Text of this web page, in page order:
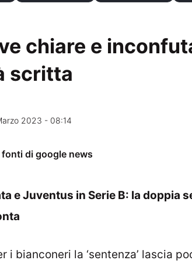
chiare e
scritta
2023 - 08:14
di google news
e Juventus in Serie B: la doppia
i bianconeri la ‘sentenza’ lascia